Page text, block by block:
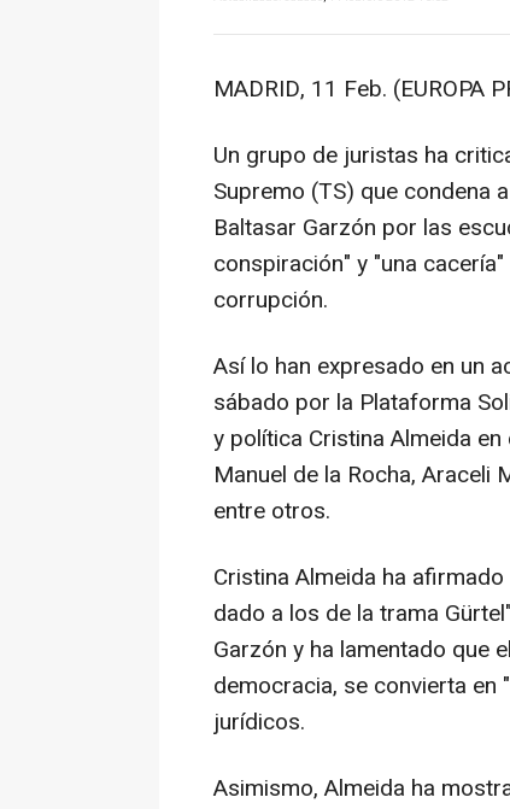
MADRID, 11 Feb. (EUROPA
Un grupo de juristas ha
Supremo (TS) que condena
Baltasar Garzón por las
conspiración" y "una
corrupción.
Así lo han expresado en un
sábado por la Plataforma
y política Cristina Almeida
Manuel de la Rocha, Araceli
entre otros.
Cristina Almeida ha
dado a los de la trama
Garzón y ha lamentado que
democracia, se convierta en
jurídicos.
Asimismo, Almeida ha